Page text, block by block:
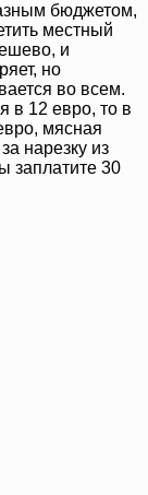
бюджетом,
местный
и
но
во всем.
в 12 евро, то в
мясная
нарезку из
заплатите 30